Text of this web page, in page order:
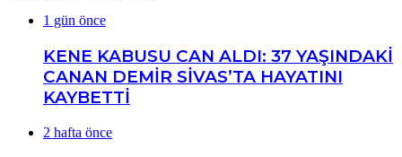
1 gün önce
KENE KABUSU CAN ALDI: 37 YAŞINDAKİ
CANAN DEMİR SİVAS’TA HAYATINI
KAYBETTİ
2 hafta önce